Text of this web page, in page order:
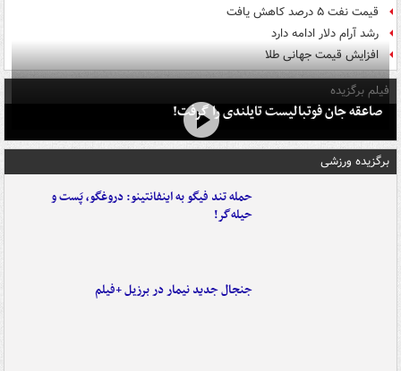
قیمت نفت ۵ درصد کاهش یافت
رشد آرام دلار ادامه دارد
افزایش قیمت جهانی طلا
فیلم برگزیده
صاعقه جان فوتبالیست تایلندی را گرفت!
برگزیده ورزشی
حمله تند فیگو به اینفانتینو: دروغگو، پَست‌ و
حیله‌گر!
جنجال جدید نیمار در برزیل +فیلم